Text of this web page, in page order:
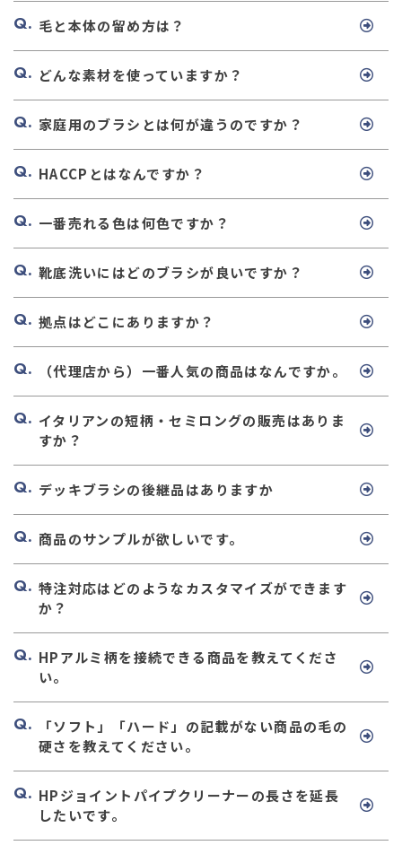
毛と本体の留め方は？
どんな素材を使っていますか？
家庭用のブラシとは何が違うのですか？
HACCPとはなんですか？
一番売れる色は何色ですか？
靴底洗いにはどのブラシが良いですか？
拠点はどこにありますか？
（代理店から）一番人気の商品はなんですか。
イタリアンの短柄・セミロングの販売はありま
すか？
デッキブラシの後継品はありますか
商品のサンプルが欲しいです。
特注対応はどのようなカスタマイズができます
か？
HPアルミ柄を接続できる商品を教えてくださ
い。
「ソフト」「ハード」の記載がない商品の毛の
硬さを教えてください。
HPジョイントパイプクリーナーの長さを延長
したいです。